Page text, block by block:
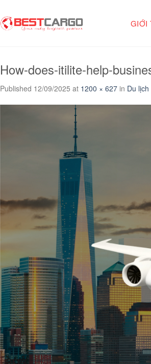
GIỚI
How-does-itilite-help-
Published 12/09/2025 at 1200 × 627 in Du